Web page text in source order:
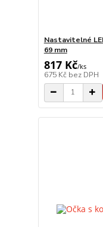
Nastavitelné
69 mm
817 Kč/ks
675 Kč bez DPH